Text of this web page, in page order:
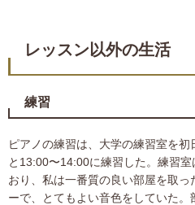
レッスン以外の生活
練習
ピアノの練習は、大学の練習室を
と13:00〜14:00に練習した。練習
おり、私は一番質の良い部屋を取
ーで、とてもよい音色をしていた